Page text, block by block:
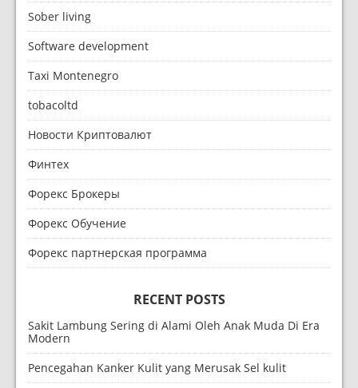
Sober living
Software development
Taxi Montenegro
tobacoltd
Новости Криптовалют
Финтех
Форекс Брокеры
Форекс Обучение
Форекс партнерская программа
RECENT POSTS
Sakit Lambung Sering di Alami Oleh Anak Muda Di Era
Modern
Pencegahan Kanker Kulit yang Merusak Sel kulit